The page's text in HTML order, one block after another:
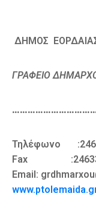
ΔΗΜΟΣ
ΓΡΑΦΕΙΟ
…
Τηλέφωνο
Fax
Email: